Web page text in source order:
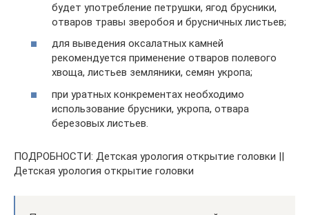
будет употребление петрушки, ягод брусники,
отваров травы зверобоя и брусничных листьев;
для выведения оксалатных камней
рекомендуется применение отваров полевого
хвоща, листьев земляники, семян укропа;
при уратных конкрементах необходимо
использование брусники, укропа, отвара
березовых листьев.
ПОДРОБНОСТИ: Детская урология открытие головки ||
Детская урология открытие головки